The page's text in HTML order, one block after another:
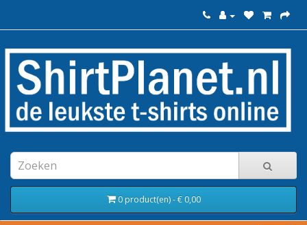
0 product(en) - € 0,00